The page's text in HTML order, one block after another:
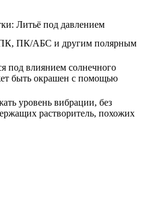
Литьё под давлением
ПК, ПК/АБС и другим полярным
под влиянием солнечного
быть окрашен с помощью
уровень вибрации, без
растворитель, похожих